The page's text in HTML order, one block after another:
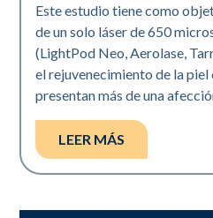
Este estudio tiene como
de un solo láser de 650
(LightPod Neo, Aerolase,
el rejuvenecimiento de la piel
presentan más de una
LEER MÁS